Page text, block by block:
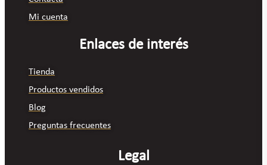
Mi cuenta
Enlaces de interés
Tienda
Productos vendidos
Blog
Preguntas frecuentes
Legal